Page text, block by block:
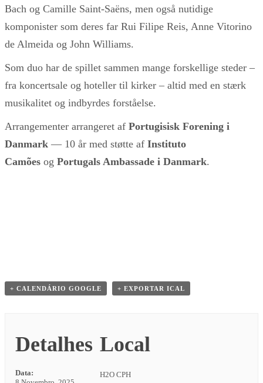
Bach og Camille Saint-Saëns, men også nutidige
komponister som deres far Rui Filipe Reis, Anne Vitorino
de Almeida og John Williams.
Som duo har de spillet sammen mange forskellige steder –
fra koncertsale og hoteller til kirker – altid med en stærk
musikalitet og indbyrdes forståelse.
Arrangementer arrangeret af Portugisisk Forening i
Danmark — 10 år med støtte af Instituto
Camões og Portugals Ambassade i Danmark.
+ CALENDÁRIO GOOGLE + EXPORTAR ICAL
Detalhes
Data:
Local
H2O CPH